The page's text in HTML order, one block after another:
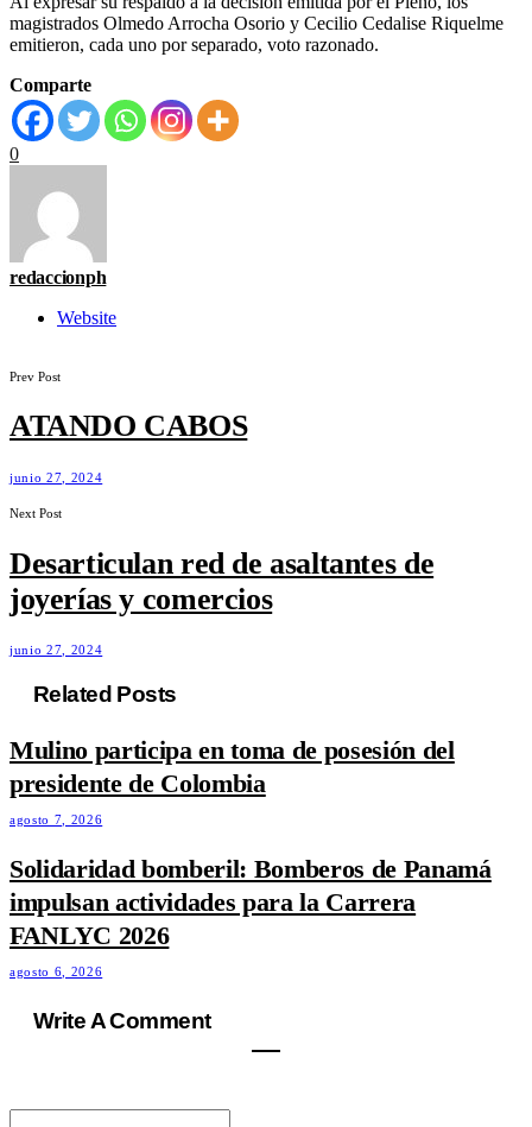
magistrados Olmedo Arrocha Osorio y Cecilio Cedalise Riquelme
emitieron, cada uno por separado, voto razonado.
Comparte
0
redaccionph
Website
Prev Post
ATANDO CABOS
junio 27, 2024
Next Post
Desarticulan red de asaltantes de
joyerías y comercios
junio 27, 2024
Related Posts
Mulino participa en toma de posesión del
presidente de Colombia
agosto 7, 2026
Solidaridad bomberil: Bomberos de Panamá
impulsan actividades para la Carrera
FANLYC 2026
agosto 6, 2026
Write A Comment